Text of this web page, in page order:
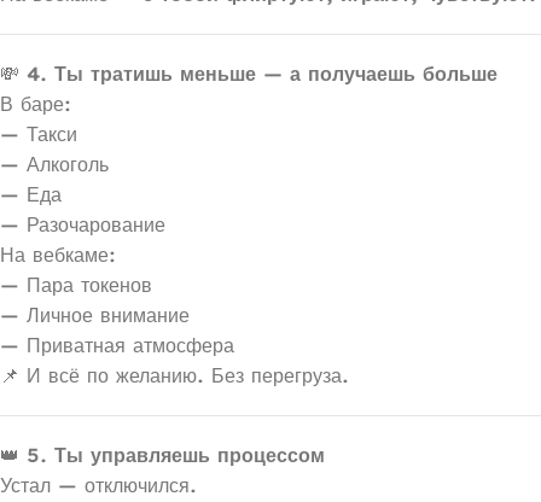
💸 4. Ты тратишь меньше — а получаешь больше
В баре:
— Такси
— Алкоголь
— Еда
— Разочарование
На вебкаме:
— Пара токенов
— Личное внимание
— Приватная атмосфера
📌 И всё по желанию. Без перегруза.
👑 5. Ты управляешь процессом
Устал — отключился.